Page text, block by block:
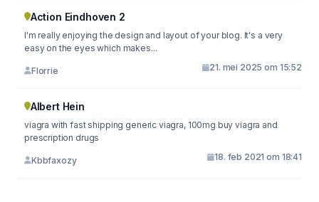
Action Eindhoven 2
I'm really enjoying the design and layout of your blog. It's a very
easy on the eyes which makes...
Florrie 21. mei 2025 om 15:52
Albert Hein
viagra with fast shipping generic viagra, 100mg buy viagra and
prescription drugs
Kbbfaxozy 18. feb 2021 om 18:41